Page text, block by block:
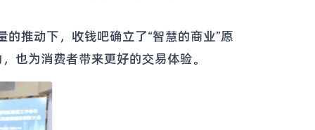
推动下，收钱吧确立了“智慧的商业”愿
也为消费者带来更好的交易体验。